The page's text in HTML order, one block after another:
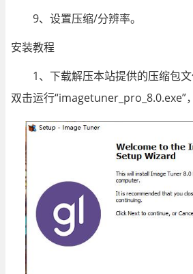
9、设置压缩/分辨率。
安装教程
1、下载解压本站提供的压缩包文
双击运行“imagetuner_pro_8.0.exe”